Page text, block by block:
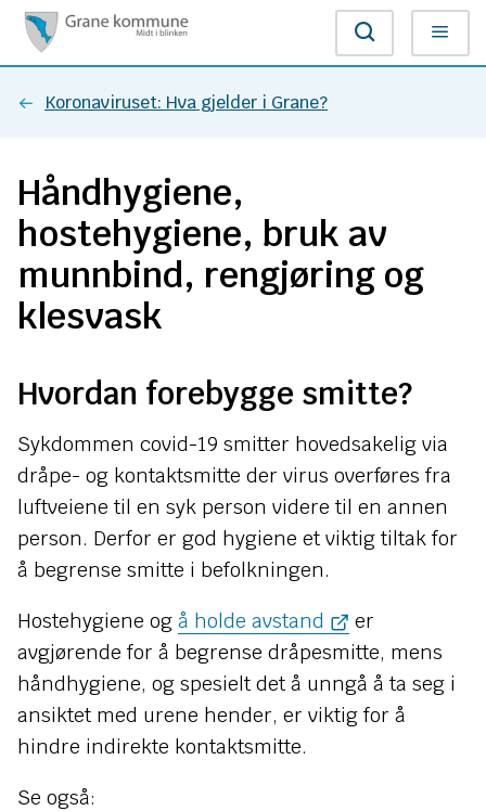
r
a
n
e
k
m
u
n
e
Søk Meny
Du
her:
Koronaviruset: Hva gjelder i Grane?
Håndhygiene,
hostehygiene, bruk av
munnbind, rengjøring og
klesvask
Hvordan forebygge smitte?
Sykdommen covid-19 smitter hovedsakelig via
dråpe- og kontaktsmitte der virus overføres fra
luftveiene til en syk person videre til en annen
person. Derfor er god hygiene et viktig tiltak for
å begrense smitte i befolkningen.
Hostehygiene og å holde avstand
er
avgjørende for å begrense dråpesmitte, mens
håndhygiene, og spesielt det å unngå å ta seg i
ansiktet med urene hender, er viktig for å
hindre indirekte kontaktsmitte.
Se også: